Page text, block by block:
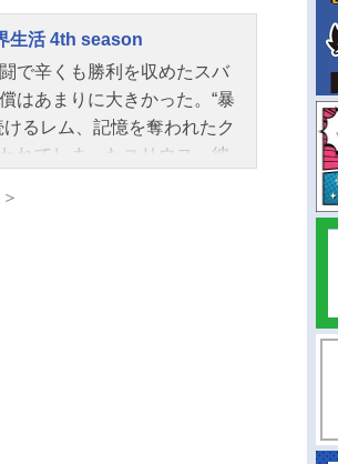
生活 4th season
で辛くも勝利を収めたスバ
はあまりに大きかった。“暴
るレム、記憶を奪われたク
れてしまったユリウス。彼
言われる『賢者』シャウラ